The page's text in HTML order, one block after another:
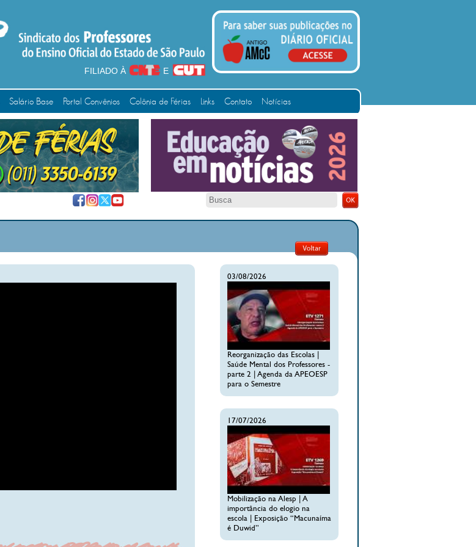
FILIADO À E
Salário Base Portal Convênios Colônia de Férias Links Contato Notícias
03/08/2026
Reorganização das Escolas |
Saúde Mental dos Professores -
parte 2 | Agenda da APEOESP
para o Semestre
17/07/2026
Mobilização na Alesp | A
importância do elogio na
escola | Exposição “Macunaíma
é Duwid”